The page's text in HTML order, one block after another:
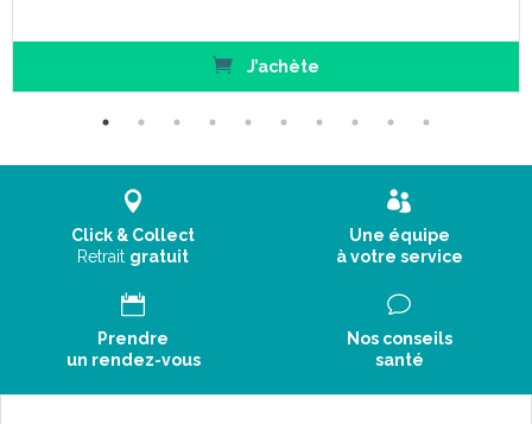
J’achète
Click & Collect
Retrait gratuit
Une équipe
à votre service
Prendre
un rendez-vous
Nos conseils
santé